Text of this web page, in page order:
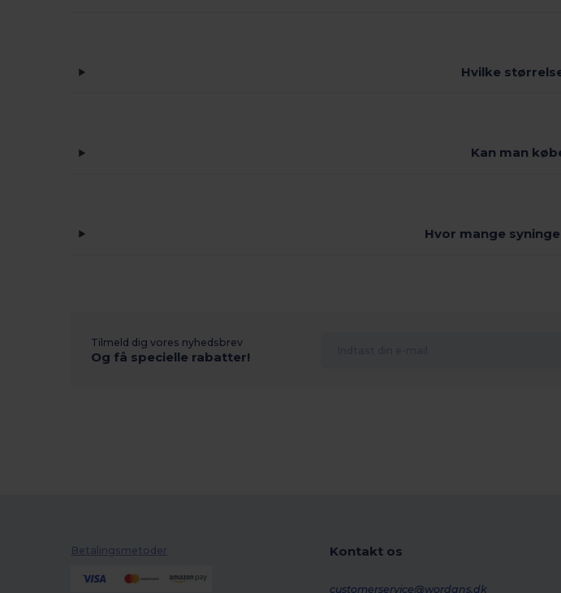
Hvilke
Kan man
Hvor mange
Tilmeld dig vores nyhedsbrev
Og få specielle rabatter!
Betalingsmetoder Kontakt os
customerservice@wordans.dk